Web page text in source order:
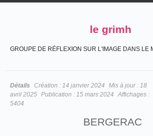
le grimh
GROUPE DE RÉFLEXION SUR L'IMAGE DANS LE
Détails Création : 14 janvier 2024 Mis à jour : 18
avril 2025 Publication : 15 mars 2024
Affichages :
5404
BERGERAC